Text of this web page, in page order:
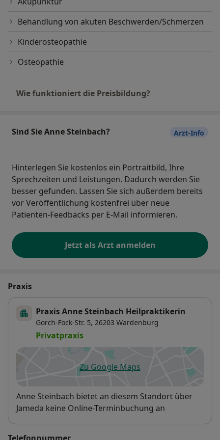
hier möchte ich als Therapeutin ansetzen. Meine
Aufgabe besteht darin, Asymmetrien/ Fehlhaltungen
zu erkennen, Dysfunktionen zu beheben, Türen zu
öffnen, Wege frei zu machen, damit Sie wieder in
Kontakt mit Ihrem Körper kommen und ihm zuhören
Durch meine langjährige Erfahrung im Rettungsdienst
Heilmethoden als kraftvolle Ergänzung.
Behandlung von akuten Beschwerden/Schmerzen
Kinderosteopathie
Osteopathie
Wie funktioniert die Preisbildung?
Sind Sie Anne Steinbach? Arzt-Info
Hinterlegen Sie kostenlos ein Portraitbild, Ihre
Sprechzeiten und Leistungen. Dadurch werden Sie
besser gefunden. Lassen Sie sich außerdem bereits
vor Veröffentlichung kostenfrei über neue
Patienten-Feedbacks per E-Mail informieren.
Jetzt als Arzt anmelden
Praxis
Praxis Anne Steinbach Heilpraktikerin
Gorch-Fock-Str. 5, 26203 Wardenburg
Privatpraxis
Zu Google Mapsöffnet in einer neuen
Verfügbarkeit
Anne Steinbach bietet an diesem Standort über
Jameda keine Online-Terminbuchung an